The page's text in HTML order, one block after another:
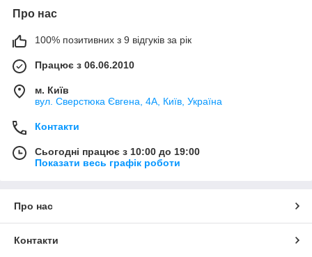
Про нас
100% позитивних з 9 відгуків за рік
Працює з 06.06.2010
м. Київ
вул. Сверстюка Євгена, 4А, Київ, Україна
Контакти
Сьогодні працює з 10:00 до 19:00
Показати весь графік роботи
Про нас
Контакти